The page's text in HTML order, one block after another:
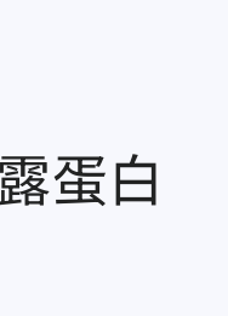
蛋白